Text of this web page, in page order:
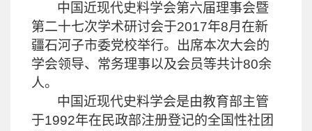
中国近现代史料学会第六届理事会暨
第二十七次学术研讨会于2017年8月在新
疆石河子市委党校举行。出席本次大会的
学会领导、常务理事以及会员等共计80余
人。
中国近现代史料学会是由教育部主管
于1992年在民政部注册登记的全国性社团